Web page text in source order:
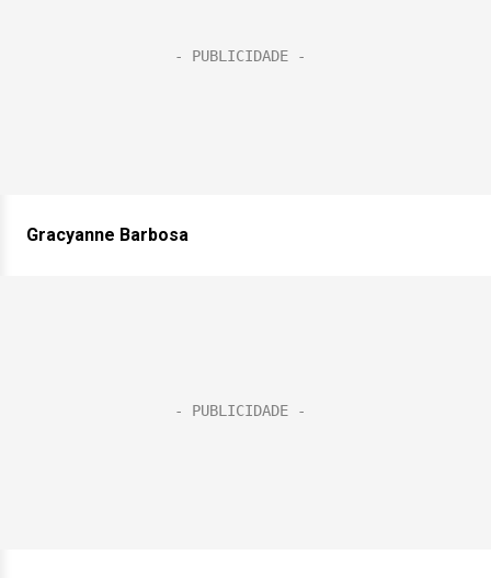
Gracyanne Barbosa